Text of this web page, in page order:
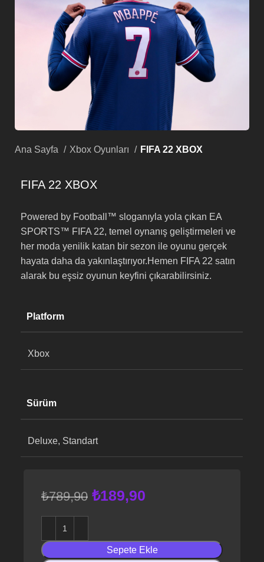
Ana Sayfa Xbox Oyunları FIFA 22 XBOX
FIFA 22 XBOX
Powered by Football™ sloganıyla yola çıkan EA
SPORTS™ FIFA 22, temel oynanış geliştirmeleri ve
her moda yenilik katan bir sezon ile oyunu gerçek
hayata daha da yakınlaştırıyor.​​Hemen FIFA 22 satın
alarak bu eşsiz oyunun keyfini çıkarabilirsiniz.
Platform
Xbox
Sürüm
Deluxe, Standart
₺789,90 ₺189,90
Sepete Ekle